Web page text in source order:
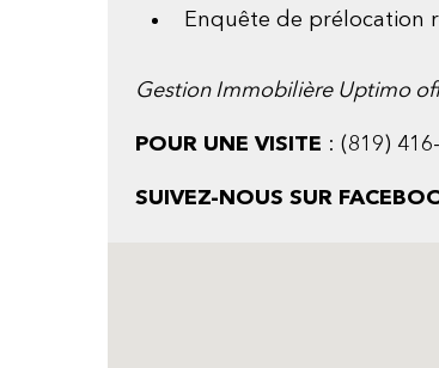
Enquête de prélocation
Gestion Immobilière Uptimo
POUR UNE VISITE : (819)
SUIVEZ-NOUS SUR